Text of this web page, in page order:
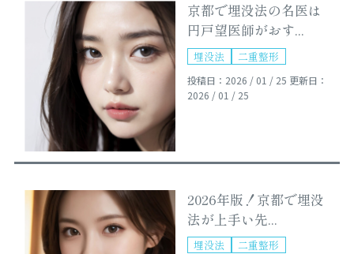
京都で埋没法の名医は
円戸望医師がおす...
埋没法 二重整形
投稿日：2026 / 01 / 25 更新日：
2026 / 01 / 25
2026年版！京都で埋没
法が上手い先...
埋没法 二重整形